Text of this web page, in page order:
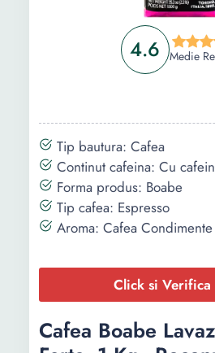
4.6 Medie
Tip bautura: Cafea
Continut cafeina: Cu
Forma produs: Boabe
Tip cafea: Espresso
Aroma: Cafea
Click si Verifica
Cafea Boabe